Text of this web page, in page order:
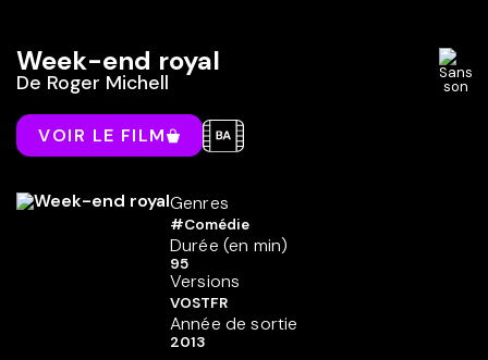
Week-end royal
De Roger Michell
VOIR LE FILM
Genres
#Comédie
Durée (en min)
95
Versions
VOSTFR
Année de sortie
2013